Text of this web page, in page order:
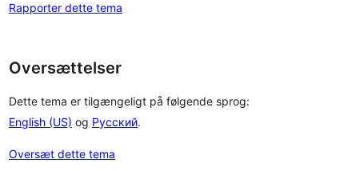
Rapporter dette tema
Oversættelser
Dette tema er tilgængeligt på følgende sprog:
English (US) og Русский.
Oversæt dette tema